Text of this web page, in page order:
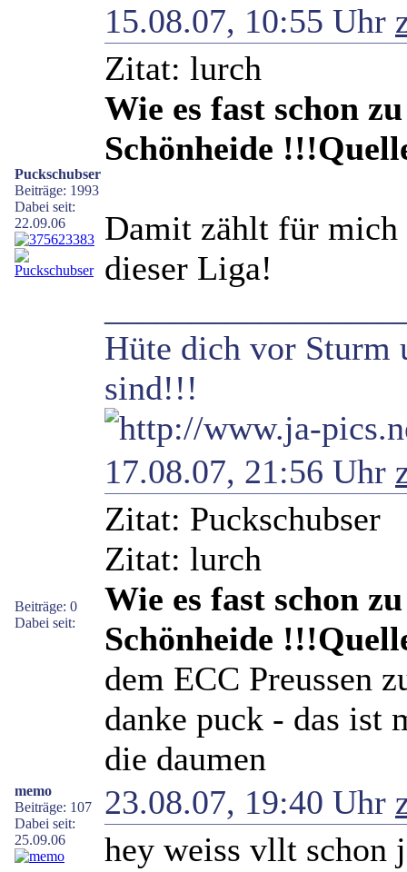
Puckschubser
Beiträge: 1993
Dabei seit:
22.09.06
15.08.07, 10:55 Uhr
Zitat: lurch
Wie es fast schon
Schönheide
Damit zählt für mich
dieser Liga!
Hüte dich vor Sturm
sind!!!
Beiträge: 0
Dabei seit:
17.08.07, 21:56 Uhr
Zitat: Puckschubser
Zitat: lurch
Wie es fast schon
Schönheide
dem ECC Preussen
danke puck - das ist
die daumen
memo
Beiträge: 107
Dabei seit:
25.09.06
23.08.07, 19:40 Uhr
hey weiss vllt schon